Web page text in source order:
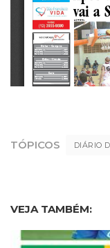
TÓPICOS DIÁRIO
VEJA TAMBÉM: